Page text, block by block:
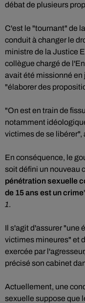
débat de plusieurs
C'est le "tournant" de
conduit à changer le
ministre de la Justice
collègue chargé de
avait été missionné
"élaborer des
"On est en train de
notamment
victimes de se libérer",
En conséquence, le
soit défini un nouveau
pénétration sexuelle
de 15 ans est un crime
1.
Il s'agit d'assurer "une
victimes mineures" et
exercée par
précisé son cabinet
Actuellement, une
sexuelle suppose que